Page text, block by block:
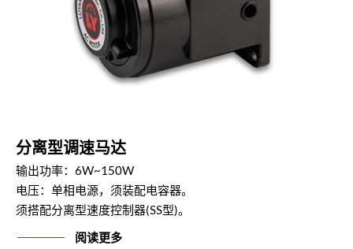
分离型调速马达
输出功率：6W~150W
电压：单相电源，须装配电容器。
须搭配分离型速度控制器(SS型)。
阅读更多